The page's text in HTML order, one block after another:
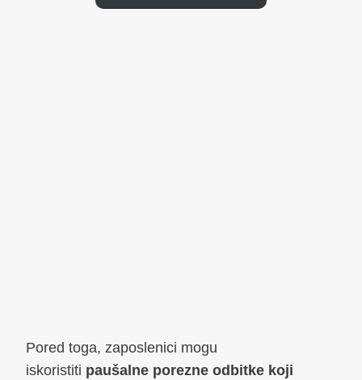
Pored toga, zaposlenici mogu
iskoristiti paušalne porezne odbitke koji